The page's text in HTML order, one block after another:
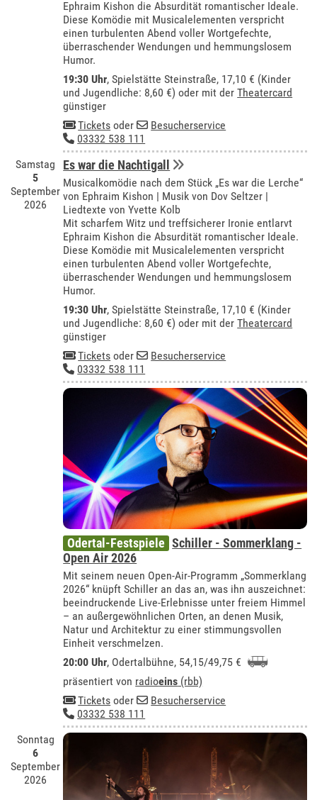
Ephraim Kishon die Absurdität romantischer Ideale.
Diese Komödie mit Musicalelementen verspricht
einen turbulenten Abend voller Wortgefechte,
überraschender Wendungen und hemmungslosem
Humor.
19:30 Uhr, Spielstätte Steinstraße, 17,10 € (Kinder
und Jugendliche: 8,60 €) oder mit derTheatercard
günstiger
Tickets oder
Besucherservice
03332 538 111
Samstag
5
September
2026
Es war die Nachtigall
Musicalkomödie nach dem Stück „Es war die Lerche“
von Ephraim Kishon | Musik von Dov Seltzer |
Liedtexte von Yvette Kolb
Mit scharfem Witz und treffsicherer Ironie entlarvt
Ephraim Kishon die Absurdität romantischer Ideale.
Diese Komödie mit Musicalelementen verspricht
einen turbulenten Abend voller Wortgefechte,
überraschender Wendungen und hemmungslosem
Humor.
19:30 Uhr, Spielstätte Steinstraße, 17,10 € (Kinder
und Jugendliche: 8,60 €) oder mit derTheatercard
günstiger
Tickets oder
Besucherservice
03332 538 111
Odertal-Festspiele Schiller - Sommerklang -
Open Air 2026
Mit seinem neuen Open-Air-Programm „Sommerklang
2026“ knüpft Schiller an das an, was ihn auszeichnet:
beeindruckende Live-Erlebnisse unter freiem Himmel
– an außergewöhnlichen Orten, an denen Musik,
Natur und Architektur zu einer stimmungsvollen
Einheit verschmelzen.
20:00 Uhr, Odertalbühne, 54,15/49,75 €
präsentiert von radioeins (rbb)
Tickets oder
Besucherservice
03332 538 111
Sonntag
6
September
2026